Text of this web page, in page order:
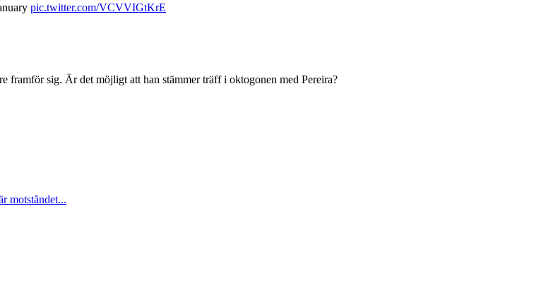
pic.twitter.com/VCVVIGtKrE
framför sig. Är det möjligt att han stämmer träff i oktogonen med Pereira?
motståndet...